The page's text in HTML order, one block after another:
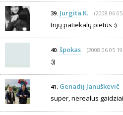
39. Jurgita K. (2008 06
trijų patiekalų pietūs :)
40. špokas (2008 06 05
:))
41. Genadij Januškevič
super, nerealus